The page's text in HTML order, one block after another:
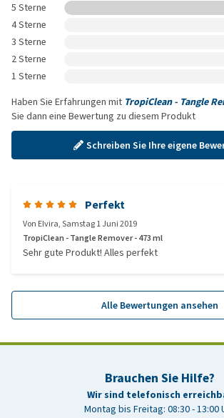
5 Sterne
4 Sterne
3 Sterne
2 Sterne
1 Sterne
Haben Sie Erfahrungen mit TropiClean - Tangle
Sie dann eine Bewertung zu diesem Produkt
Schreiben Sie Ihre eigene
Perfekt
Von Elvira,Samstag 1 Juni 2019
TropiClean - Tangle Remover - 473 ml
Sehr gute Produkt! Alles perfekt
Alle Bewertungen ansehen
Brauchen Sie Hilfe?
Wir sind telefonisch
Montag bis Freitag: 08:30 - 13:00